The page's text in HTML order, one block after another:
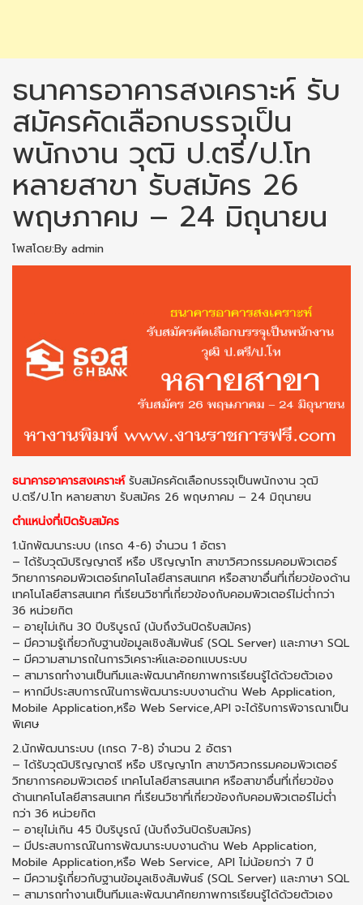
ธนาคารอาคารสงเคราะห์ รับ
สมัครคัดเลือกบรรจุเป็น
พนักงาน วุฒิ ป.ตรี/ป.โท
หลายสาขา รับสมัคร 26
พฤษภาคม – 24 มิถุนายน
โพสโดย:By admin
ธนาคารอาคารสงเคราะห์รับสมัครคัดเลือกบรรจุเป็นพนักงาน วุฒิ
ป.ตรี/ป.โท หลายสาขา รับสมัคร 26 พฤษภาคม – 24 มิถุนายน
ตำแหน่งที่เปิดรับสมัคร
1.นักพัฒนาระบบ (เกรด 4-6) จำนวน 1 อัตรา
– ได้รับวุฒิปริญญาตรี หรือ ปริญญาโท สาขาวิศวกรรมคอมพิวเตอร์
วิทยาการคอมพิวเตอร์เทคโนโลยีสารสนเทศ หรือสาขาอื่นที่เกี่ยวข้องด้าน
เทคโนโลยีสารสนเทศ ที่เรียนวิชาที่เกี่ยวข้องกับคอมพิวเตอร์ไม่ต่ำกว่า
36 หน่วยกิต
– อายุไม่เกิน 30 ปีบริบูรณ์ (นับถึงวันปิดรับสมัคร)
– มีความรู้เกี่ยวกับฐานข้อมูลเชิงสัมพันธ์ (SQL Server) และภาษา SQL
– มีความสามารถในการวิเคราะห์และออกแบบระบบ
– สามารถทำงานเป็นทีมและพัฒนาศักยภาพการเรียนรู้ได้ด้วยตัวเอง
– หากมีประสบการณ์ในการพัฒนาระบบงานด้าน Web Application,
Mobile Application,หรือ Web Service,API จะได้รับการพิจารณาเป็น
พิเศษ
2.นักพัฒนาระบบ (เกรด 7-8) จำนวน 2 อัตรา
– ได้รับวุฒิปริญญาตรี หรือ ปริญญาโท สาขาวิศวกรรมคอมพิวเตอร์
วิทยาการคอมพิวเตอร์ เทคโนโลยีสารสนเทศ หรือสาขาอื่นที่เกี่ยวข้อง
ด้านเทคโนโลยีสารสนเทศ ที่เรียนวิชาที่เกี่ยวข้องกับคอมพิวเตอร์ไม่ต่ำ
กว่า 36 หน่วยกิต
– อายุไม่เกิน 45 ปีบริบูรณ์ (นับถึงวันปิดรับสมัคร)
– มีประสบการณ์ในการพัฒนาระบบงานด้าน Web Application,
Mobile Application,หรือ Web Service, API ไม่น้อยกว่า 7 ปี
– มีความรู้เกี่ยวกับฐานข้อมูลเชิงสัมพันธ์ (SQL Server) และภาษา SQL
– สามารถทำงานเป็นทีมและพัฒนาศักยภาพการเรียนรู้ได้ด้วยตัวเอง